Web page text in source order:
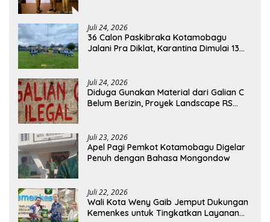
Juli 24, 2026
36 Calon Paskibraka Kotamobagu
Jalani Pra Diklat, Karantina Dimulai 13
Juli 24, 2026
Diduga Gunakan Material dari Galian C
Belum Berizin, Proyek Landscape RS
Juli 23, 2026
Apel Pagi Pemkot Kotamobagu Digelar
Penuh dengan Bahasa Mongondow
Juli 22, 2026
Wali Kota Weny Gaib Jemput Dukungan
Kemenkes untuk Tingkatkan Layanan